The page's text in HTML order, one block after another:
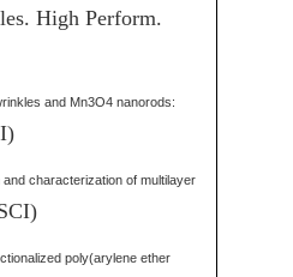
High Perform.
and Mn3O4 nanorods:
and characterization of multilayer
poly(arylene ether